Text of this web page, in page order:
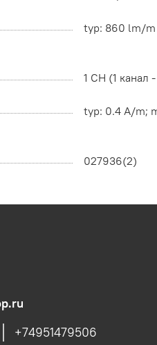
typ: 860 lm/m
1 CH (1 канал
typ: 0.4 A/m;
027936(2)
+74951479506